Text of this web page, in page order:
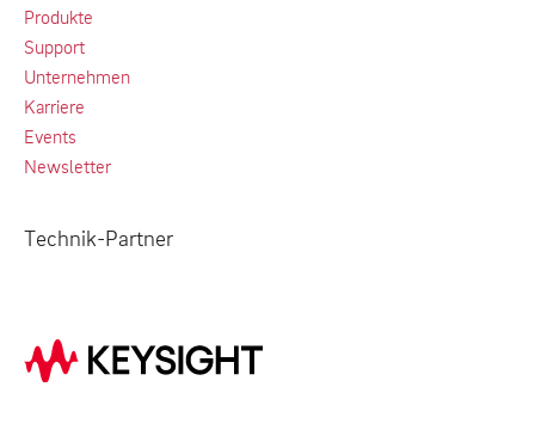
Produkte
Support
Unternehmen
Karriere
Events
Newsletter
Technik-Partner